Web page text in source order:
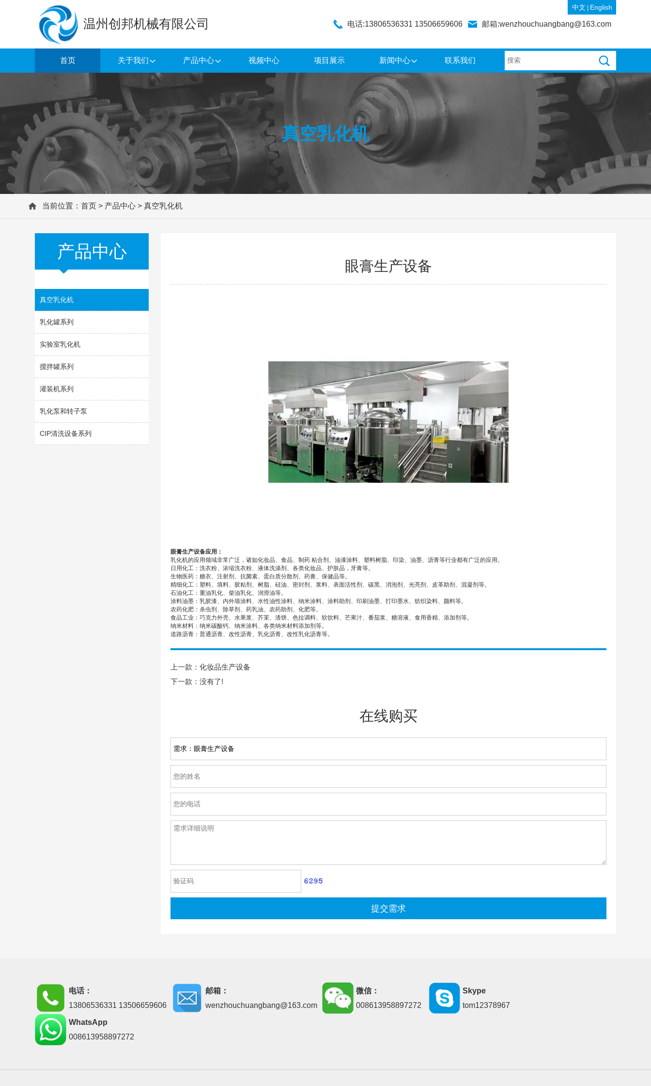
温州创邦机械有限公司 邮箱:wenzhouchuangbang@163.com
电话:13806536331 13506659606
中文 English
首页 关于我们 产品中心 视频中心 项目展示 新闻中心 联系我们
真空乳化机
当前位置： 首页 > 产品中心 > 真空乳化机
产品中心
真空乳化机
乳化罐系列
实验室乳化机
搅拌罐系列
灌装机系列
乳化泵和转子泵
CIP清洗设备系列
眼膏生产设备
眼膏生产设备应用：
乳化机的应用领域非常广泛，诸如化妆品、食品、制药 粘合剂、油漆涂料、塑料树脂、印染、油墨、沥青等行业都有广泛的应用。
日用化工：洗衣粉、浓缩洗衣粉、液体洗涤剂、各类化妆品、护肤品，牙膏等。
生物医药：糖衣、注射剂、抗菌素、蛋白质分散剂、药膏、保健品等。
精细化工：塑料、填料、胶粘剂、树脂、硅油、密封剂、浆料、表面活性剂、碳黑、消泡剂、光亮剂、皮革助剂、混凝剂等。
石油化工：重油乳化、柴油乳化、润滑油等。
涂料油墨：乳胶漆、内外墙涂料、水性油性涂料、纳米涂料、涂料助剂、印刷油墨、打印墨水、纺织染料、颜料等。
农药化肥：杀虫剂、除草剂、药乳油、农药助剂、化肥等。
食品工业：巧克力外壳、水果浆、芥茉、渣饼、色拉调料、软饮料、芒果汁、番茄浆、糖溶液、食用香精、添加剂等。
纳米材料：纳米碳酸钙、纳米涂料、各类纳米材料添加剂等。
道路沥青：普通沥青、改性沥青、乳化沥青、改性乳化沥青等。
上一款： 化妆品生产设备
下一款：没有了!
在线购买
提交需求
电话：
13806536331 13506659606
邮箱：
wenzhouchuangbang@163.com
微信：
008613958897272
Skype
tom12378967
WhatsApp
008613958897272